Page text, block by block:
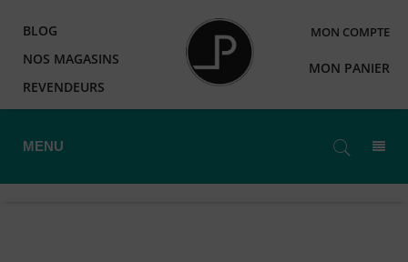
BLOG
NOS MAGASINS
REVENDEURS
MON COMPTE
MON PANIER
MENU